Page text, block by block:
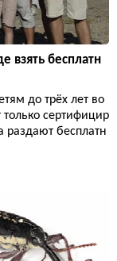
взять бесплатн
до трёх лет во
только сертифицир
раздают бесплатн